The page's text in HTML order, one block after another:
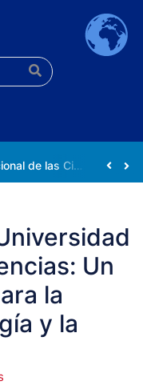
Universidad Nacional de las Ciencias impulsa vocaciones científicas en la Expoferia de Oportunidades de Estudio 2026
Un
la
y la